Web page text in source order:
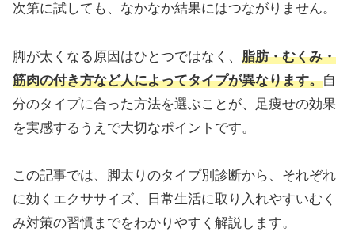
次第に試しても、なかなか結果にはつながりません。
脚が太くなる原因はひとつではなく、 脂肪・むくみ・
筋肉の付き方など人によってタイプが異なります。自
分のタイプに合った方法を選ぶことが、足痩せの効果
を実感するうえで大切なポイントです。
この記事では、脚太りのタイプ別診断から、それぞれ
に効くエクササイズ、日常生活に取り入れやすいむく
み対策の習慣までをわかりやすく解説します。